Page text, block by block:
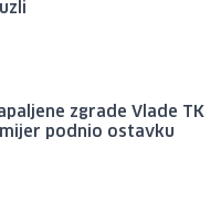
zgrade Vlade TK
podnio ostavku